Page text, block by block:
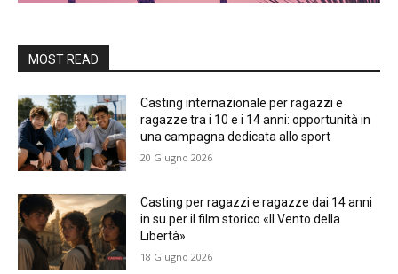
MOST READ
Casting internazionale per ragazzi e
ragazze tra i 10 e i 14 anni: opportunità in
una campagna dedicata allo sport
20 Giugno 2026
Casting per ragazzi e ragazze dai 14 anni
in su per il film storico «Il Vento della
Libertà»
18 Giugno 2026